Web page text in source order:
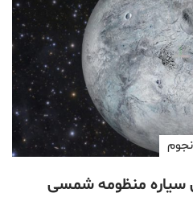
نجوم
(۶): دهمین سیاره منظومه شمسی